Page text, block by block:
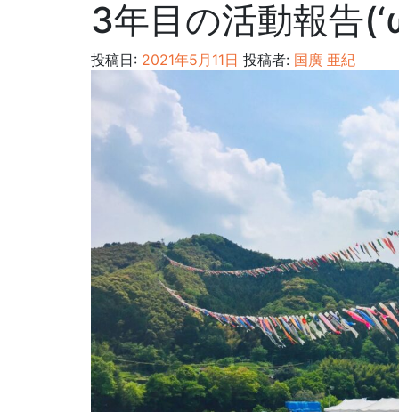
3年目の活動報告
投稿日: 2021年5月11日 投稿者: 国廣 亜紀